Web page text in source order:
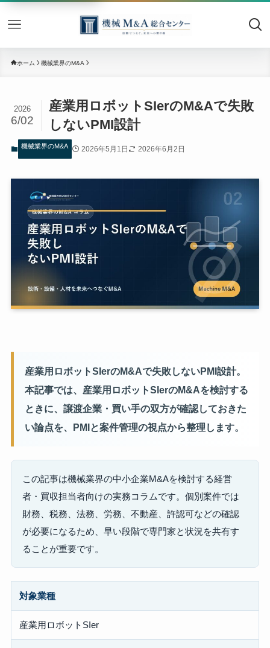
機械
ホーム 機械業界のM&A
産業用ロボットSIerのM&Aで失敗
しないPMI設計
2026
6/02
機械業界のM&A 2026年5月1日 2026年6月2日
産業用ロボットSIerのM&Aで失敗しないPMI設計。
本記事では、産業用ロボットSIerのM&Aを検討する
ときに、譲渡企業・買い手の双方が確認しておきた
い論点を、PMIと案件管理の視点から整理します。
この記事は機械業界の中小企業M&Aを検討する経営
者・買収担当者向けの実務コラムです。個別案件では
財務、税務、法務、労務、不動産、許認可などの確認
が必要になるため、早い段階で専門家と状況を共有す
ることが重要です。
対象業種
産業用ロボットSIer